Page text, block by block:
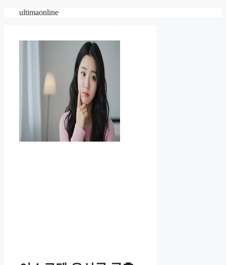
ultimaonline